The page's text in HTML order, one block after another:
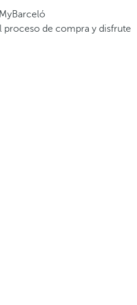
proceso de compra y disfrute